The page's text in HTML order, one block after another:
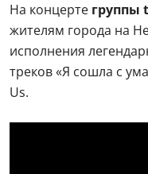
На концерте группы
жителям города на
исполнения
треков «Я сошла с
Us.